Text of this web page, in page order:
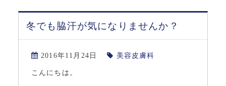
冬でも脇汗が気になりませんか？
2016年11月24日 美容皮膚科
こんにちは。